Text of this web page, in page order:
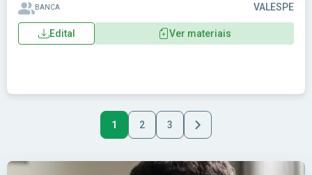
BANCA VALESPE
Edital Ver materiais
1 2 3